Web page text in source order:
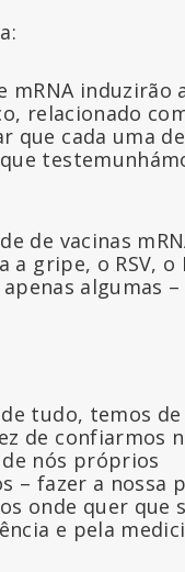
mRNA induzirão
relacionado
que cada uma
de vacinas
gripe, o RSV,
algumas
tudo, temos
de confiarmos
nós próprios
– fazer a
onde quer
e pela